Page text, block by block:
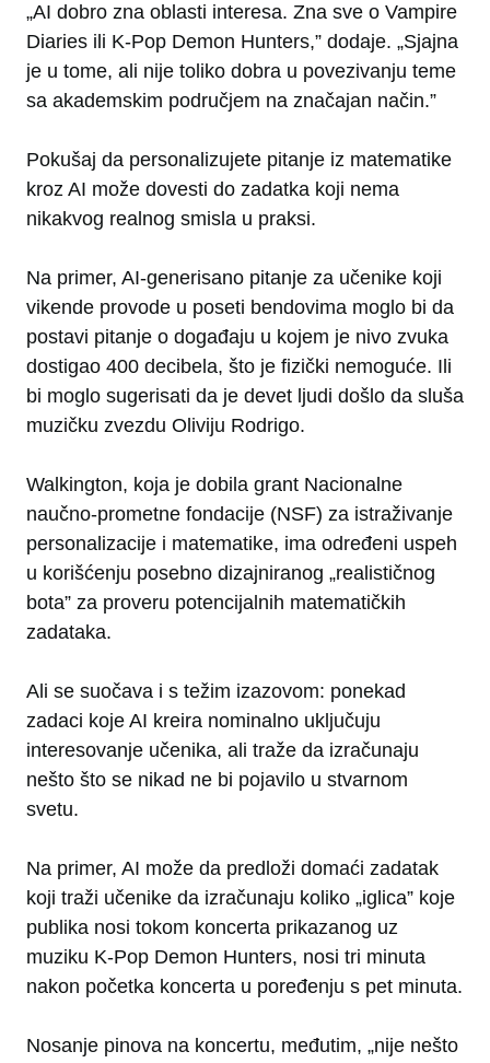
„AI dobro zna oblasti interesa. Zna sve o Vampire
Diaries ili K-Pop Demon Hunters,” dodaje. „Sjajna
je u tome, ali nije toliko dobra u povezivanju teme
sa akademskim područjem na značajan način.”
Pokušaj da personalizujete pitanje iz matematike
kroz AI može dovesti do zadatka koji nema
nikakvog realnog smisla u praksi.
Na primer, AI-generisano pitanje za učenike koji
vikende provode u poseti bendovima moglo bi da
postavi pitanje o događaju u kojem je nivo zvuka
dostigao 400 decibela, što je fizički nemoguće. Ili
bi moglo sugerisati da je devet ljudi došlo da sluša
muzičku zvezdu Oliviju Rodrigo.
Walkington, koja je dobila grant Nacionalne
naučno-prometne fondacije (NSF) za istraživanje
personalizacije i matematike, ima određeni uspeh
u korišćenju posebno dizajniranog „realističnog
bota” za proveru potencijalnih matematičkih
zadataka.
Ali se suočava i s težim izazovom: ponekad
zadaci koje AI kreira nominalno uključuju
interesovanje učenika, ali traže da izračunaju
nešto što se nikad ne bi pojavilo u stvarnom
svetu.
Na primer, AI može da predloži domaći zadatak
koji traži učenike da izračunaju koliko „iglica” koje
publika nosi tokom koncerta prikazanog uz
muziku K-Pop Demon Hunters, nosi tri minuta
nakon početka koncerta u poređenju s pet minuta.
Nosanje pinova na koncertu, međutim, „nije nešto